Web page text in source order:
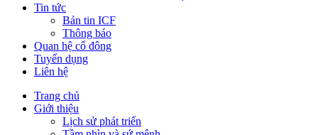
Tin tức
Bản tin ICF
Thông báo
Quan hệ cổ đông
Tuyển dụng
Liên hệ
Trang chủ
Giới thiệu
Lịch sử phát triển